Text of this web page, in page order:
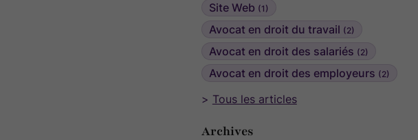
Site Web (1)
Avocat en droit du travail (2)
Avocat en droit des salariés (2)
Avocat en droit des employeurs (2)
Tous les articles
Archives